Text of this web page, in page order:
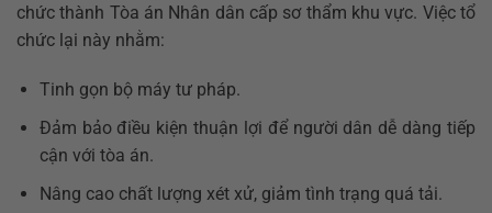
chức thành Tòa án Nhân dân cấp sơ thẩm khu vực. Việc tổ
chức lại này nhằm:
Tinh gọn bộ máy tư pháp.
Đảm bảo điều kiện thuận lợi để người dân dễ dàng tiếp
cận với tòa án.
Nâng cao chất lượng xét xử, giảm tình trạng quá tải.